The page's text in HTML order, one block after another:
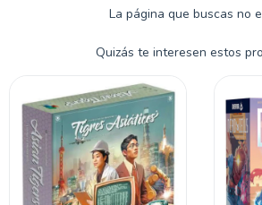
La página que buscas no
Quizás te interesen estos